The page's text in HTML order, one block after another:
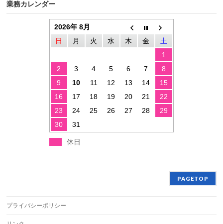
業務カレンダー
2026年 8月
日
月 火 水 木 金
土
1
2
3 4 5 6 7
8
9
10 11 12 13 14
15
16
17 18 19 20 21
22
23
24 25 26 27 28
29
30
31
休日
PAGETOP
プライバシーポリシー